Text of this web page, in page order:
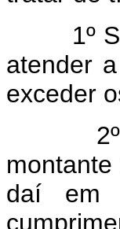
1º
atender
exceder
2º
daí em